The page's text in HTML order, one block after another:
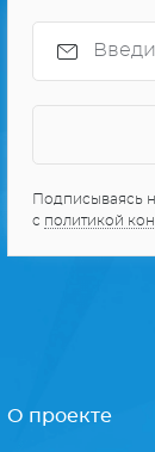
Подписываясь
с политикой
О проекте